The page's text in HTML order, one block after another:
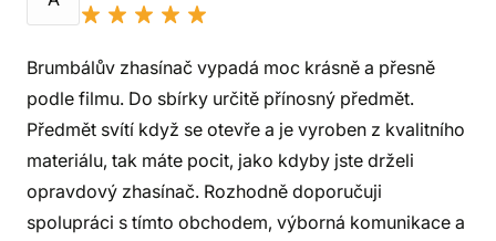
Brumbálův zhasínač vypadá moc krásně a přesně
podle filmu. Do sbírky určitě přínosný předmět.
Předmět svítí když se otevře a je vyroben z kvalitního
materiálu, tak máte pocit, jako kdyby jste drželi
opravdový zhasínač. Rozhodně doporučuji
spolupráci s tímto obchodem, výborná komunikace a